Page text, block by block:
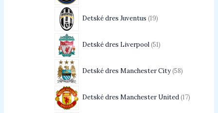
Detské dres Juventus 19
Detské dres Liverpool 51
Detské dres Manchester City 58
Detské dres Manchester United 17